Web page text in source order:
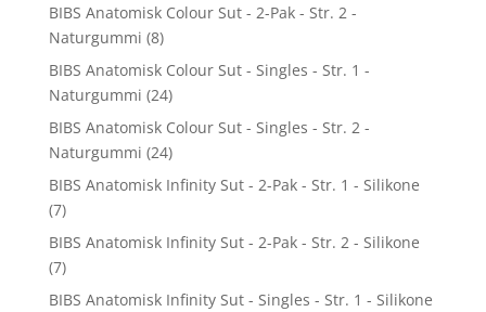
BIBS Anatomisk Colour Sut - 2-Pak - Str. 2 -
Naturgummi (8)
BIBS Anatomisk Colour Sut - Singles - Str. 1 -
Naturgummi (24)
BIBS Anatomisk Colour Sut - Singles - Str. 2 -
Naturgummi (24)
BIBS Anatomisk Infinity Sut - 2-Pak - Str. 1 - Silikone
(7)
BIBS Anatomisk Infinity Sut - 2-Pak - Str. 2 - Silikone
(7)
BIBS Anatomisk Infinity Sut - Singles - Str. 1 - Silikone